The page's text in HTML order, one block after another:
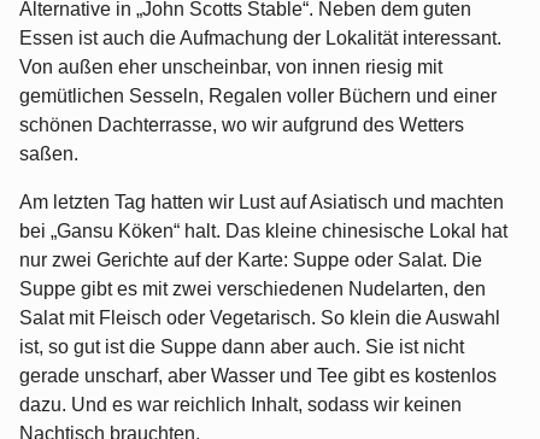
Alternative in „John Scotts Stable“. Neben dem guten
Essen ist auch die Aufmachung der Lokalität interessant.
Von außen eher unscheinbar, von innen riesig mit
gemütlichen Sesseln, Regalen voller Büchern und einer
schönen Dachterrasse, wo wir aufgrund des Wetters
saßen.
Am letzten Tag hatten wir Lust auf Asiatisch und machten
bei „Gansu Köken“ halt. Das kleine chinesische Lokal hat
nur zwei Gerichte auf der Karte: Suppe oder Salat. Die
Suppe gibt es mit zwei verschiedenen Nudelarten, den
Salat mit Fleisch oder Vegetarisch. So klein die Auswahl
ist, so gut ist die Suppe dann aber auch. Sie ist nicht
gerade unscharf, aber Wasser und Tee gibt es kostenlos
dazu. Und es war reichlich Inhalt, sodass wir keinen
Nachtisch brauchten.